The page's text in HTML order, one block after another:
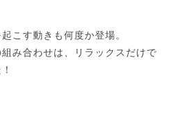
こす動きも何度か登場。
み合わせは、リラックスだけで